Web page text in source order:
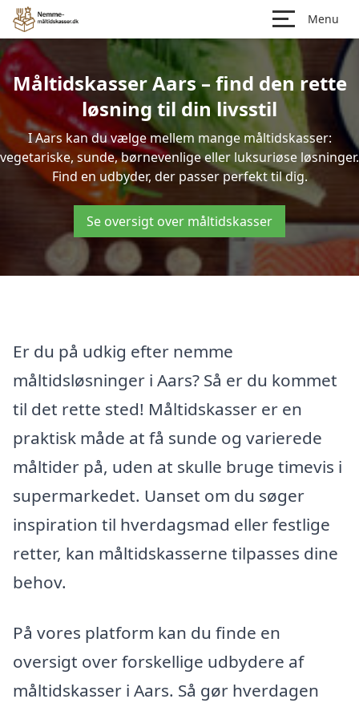
Menu
Måltidskasser Aars – find den rette
løsning til din livsstil
I Aars kan du vælge mellem mange måltidskasser:
vegetariske, sunde, børnevenlige eller luksuriøse løsninger.
Find en udbyder, der passer perfekt til dig.
Se oversigt over måltidskasser
Er du på udkig efter nemme
måltidsløsninger i Aars? Så er du kommet
til det rette sted! Måltidskasser er en
praktisk måde at få sunde og varierede
måltider på, uden at skulle bruge timevis i
supermarkedet. Uanset om du søger
inspiration til hverdagsmad eller festlige
retter, kan måltidskasserne tilpasses dine
behov.
På vores platform kan du finde en
oversigt over forskellige udbydere af
måltidskasser i Aars. Så gør hverdagen